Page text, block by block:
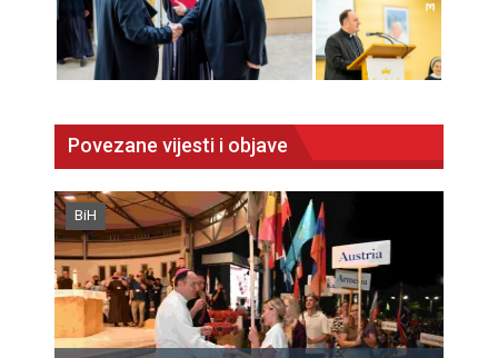
Povezane vijesti i objave
BiH